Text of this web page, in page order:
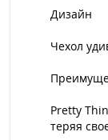
Дизайн
Чехол
Pretty
теряя